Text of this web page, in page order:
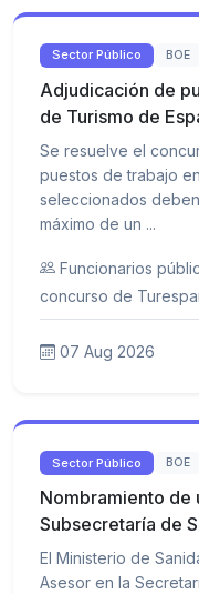
Sector Público BOE
Adjudicación de
de Turismo de
Se resuelve el
puestos de trabajo
seleccionados
máximo de un ...
Funcionarios
concurso de
07 Aug 2026
Sector Público BOE
Nombramiento de
Subsecretaría de
El Ministerio de
Asesor en la